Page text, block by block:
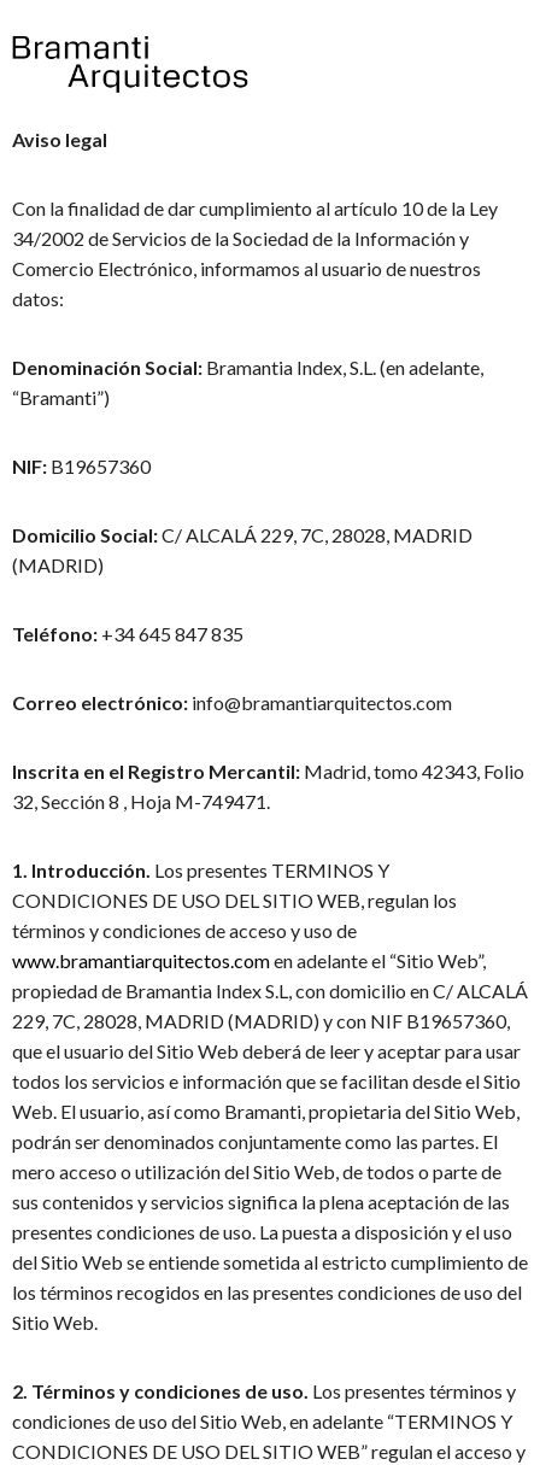
Aviso legal
Con la finalidad de dar cumplimiento al artículo 10 de la Ley
34/2002 de Servicios de la Sociedad de la Información y
Comercio Electrónico, informamos al usuario de nuestros
datos:
Denominación Social: Bramantia Index, S.L. (en adelante,
“Bramanti”)
NIF: B19657360
Domicilio Social:C/ ALCALÁ 229, 7C, 28028, MADRID
(MADRID)
Teléfono: +34 645 847 835
Correo electrónico: info@bramantiarquitectos.com
Inscrita en el Registro Mercantil: Madrid, tomo 42343, Folio
32, Sección 8 , Hoja M-749471.
1. Introducción. Los presentes TERMINOS Y
CONDICIONES DE USO DEL SITIO WEB, regulan los
términos y condiciones de acceso y uso de
www.bramantiarquitectos.comen adelante el “Sitio Web”,
propiedad de Bramantia Index S.L, con domicilio en C/ ALCALÁ
229, 7C, 28028, MADRID (MADRID) y con NIF B19657360,
que el usuario del Sitio Web deberá de leer y aceptar para usar
todos los servicios e información que se facilitan desde el Sitio
Web. El usuario, así como Bramanti, propietaria del Sitio Web,
podrán ser denominados conjuntamente como las partes. El
mero acceso o utilización del Sitio Web, de todos o parte de
sus contenidos y servicios significa la plena aceptación de las
presentes condiciones de uso. La puesta a disposición y el uso
del Sitio Web se entiende sometida al estricto cumplimiento de
los términos recogidos en las presentes condiciones de uso del
Sitio Web.
2. Términos y condiciones de uso. Los presentes términos y
condiciones de uso del Sitio Web, en adelante “TERMINOS Y
CONDICIONES DE USO DEL SITIO WEB” regulan el acceso y